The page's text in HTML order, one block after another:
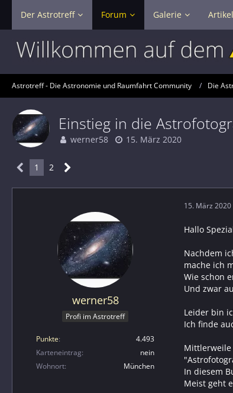
Der Astrotreff Forum Galerie Artikel
Astrotreff - Die Astronomie und Raumfahrt Community Die
Einstieg in die
werner58 15. März 2020
1 2
werner58
Profi im Astrotreff
Punkte
4.493
Karteneintrag
nein
Wohnort
München
15. März 2020
Hallo
Nachdem
mache ich
Wie schon
Und zwar
Leider bin
Ich finde
Mittlerweile
In diesem
Meist geht